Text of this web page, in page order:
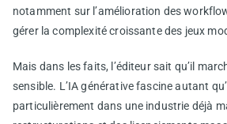
notamment sur l’amélioration des
gérer la complexité croissante des jeux
Mais dans les faits, l’éditeur sait qu’il
sensible. L’IA générative fascine autant
particulièrement dans une industrie déjà